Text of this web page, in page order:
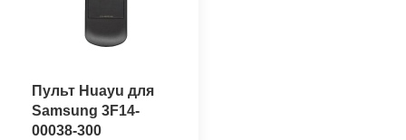
Пульт Huayu для
Samsung 3F14-
00038-300